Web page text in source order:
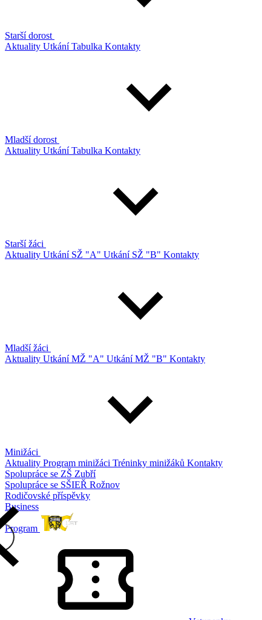
Starší dorost
Aktuality UtkáníTabulka Kontakty
Mladší dorost
Aktuality UtkáníTabulka Kontakty
Starší žáci
Aktuality Utkání SŽ "A" Utkání SŽ "B" Kontakty
Mladší žáci
Aktuality Utkání MŽ "A" Utkání MŽ "B" Kontakty
Minižáci
Aktuality Program minižáci Tréninky minižáků Kontakty
Spolupráce se ZŠ Zubří
Spolupráce se SŠIEŘ Rožnov
Rodičovské příspěvky
Business
Program